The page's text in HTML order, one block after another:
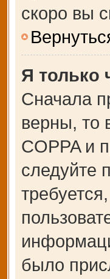
скоро вы
Я только
Сначала
верны, то
COPPA и
следуйте
было